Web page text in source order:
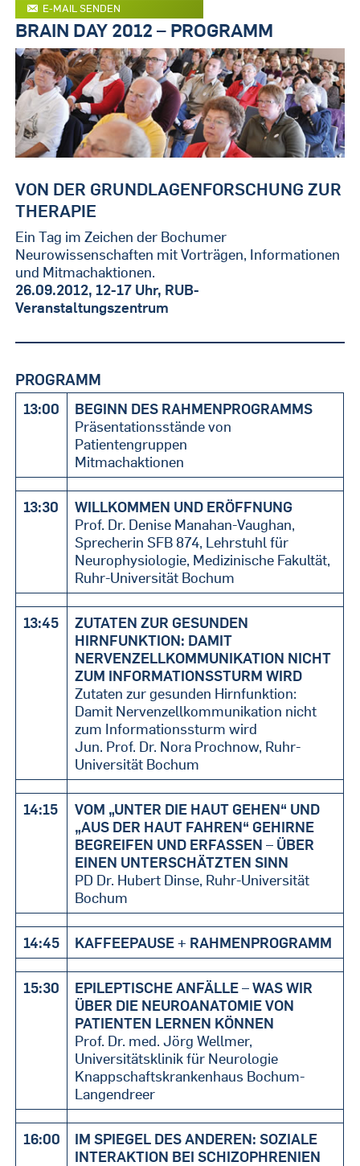
E-MAIL SENDEN
BRAIN DAY 2012 – PROGRAMM
VON DER GRUNDLAGENFORSCHUNG ZUR
THERAPIE
Ein Tag im Zeichen der Bochumer
Neurowissenschaften mit Vorträgen, Informationen
und Mitmachaktionen.
26.09.2012, 12-17 Uhr, RUB-
Veranstaltungszentrum
PROGRAMM
13:00
BEGINN DES RAHMENPROGRAMMS
Präsentationsstände von
Patientengruppen
Mitmachaktionen
13:30
WILLKOMMEN UND ERÖFFNUNG
Prof. Dr. Denise Manahan-Vaughan,
Sprecherin SFB 874, Lehrstuhl für
Neurophysiologie, Medizinische Fakultät,
Ruhr-Universität Bochum
13:45
ZUTATEN ZUR GESUNDEN
HIRNFUNKTION: DAMIT
NERVENZELLKOMMUNIKATION NICHT
ZUM INFORMATIONSSTURM WIRD
Zutaten zur gesunden Hirnfunktion:
Damit Nervenzellkommunikation nicht
zum Informationssturm wird
Jun. Prof. Dr. Nora Prochnow, Ruhr-
Universität Bochum
14:15
VOM „UNTER DIE HAUT GEHEN“ UND
„AUS DER HAUT FAHREN“ GEHIRNE
BEGREIFEN UND ERFASSEN – ÜBER
EINEN UNTERSCHÄTZTEN SINN
PD Dr. Hubert Dinse, Ruhr-Universität
Bochum
14:45 KAFFEEPAUSE + RAHMENPROGRAMM
15:30
EPILEPTISCHE ANFÄLLE – WAS WIR
ÜBER DIE NEUROANATOMIE VON
PATIENTEN LERNEN KÖNNEN
Prof. Dr. med. Jörg Wellmer,
Universitätsklinik für Neurologie
Knappschaftskrankenhaus Bochum-
Langendreer
16:00
IM SPIEGEL DES ANDEREN: SOZIALE
INTERAKTION BEI SCHIZOPHRENIEN